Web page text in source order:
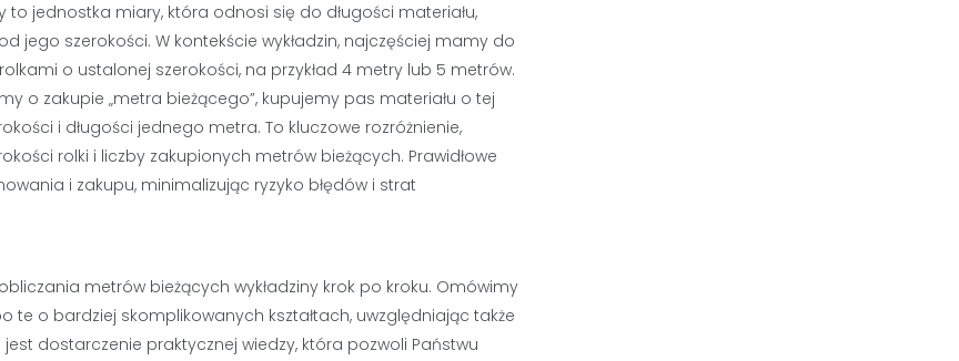
to jednostka miary, która odnosi się do długości materiału,
jego szerokości. W kontekście wykładzin, najczęściej mamy do
o ustalonej szerokości, na przykład 4 metry lub 5 metrów.
o zakupie „metra bieżącego”, kupujemy pas materiału o tej
i długości jednego metra. To kluczowe rozróżnienie,
rolki i liczby zakupionych metrów bieżących. Prawidłowe
i zakupu, minimalizując ryzyko błędów i strat
metrów bieżących wykładziny krok po kroku. Omówimy
o bardziej skomplikowanych kształtach, uwzględniając także
dostarczenie praktycznej wiedzy, która pozwoli Państwu